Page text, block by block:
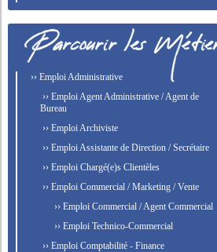
›› Emploi Administrative
›› Emploi Agent Administrative / Agent de
Bureau
›› Emploi Archiviste
›› Emploi Assistante de Direction / Secrétaire
›› Emploi Chargé(e)s Clientèles
›› Emploi Commercial / Marketing / Vente
›› Emploi Commercial / Agent Commercial
›› Emploi Technico-Commercial
›› Emploi Comptabilité - Finance